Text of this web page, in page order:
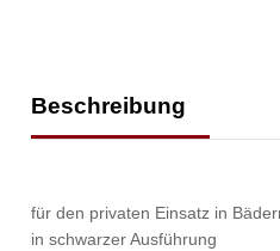
Beschreibung
für den privaten Einsatz in
in schwarzer Ausführung